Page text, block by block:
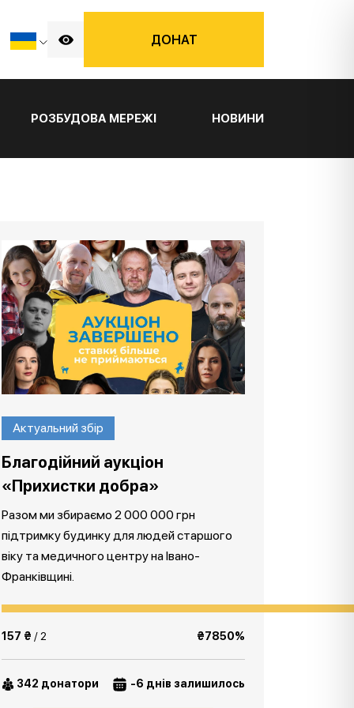
ДОНАТ
РОЗБУДОВА МЕРЕЖІ НОВИНИ
Актуальний збір
Благодійний аукціон
«Прихистки добра»
Разом ми збираємо 2 000 000 грн
підтримку будинку для людей старшого
віку та медичного центру на Івано-
Франківщині.
157 ₴ / 2 ₴7850%
342 донатори -6 днів залишилось